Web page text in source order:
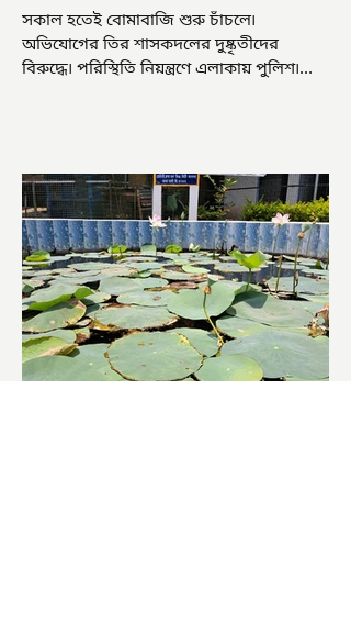
সকাল হতেই বোমাবাজি শুরু চাঁচলে৷
অভিযোগের তির শাসকদলের দুষ্কৃতীদের
বিরুদ্ধে৷ পরিস্থিতি নিয়ন্ত্রণে এলাকায় পুলিশ৷